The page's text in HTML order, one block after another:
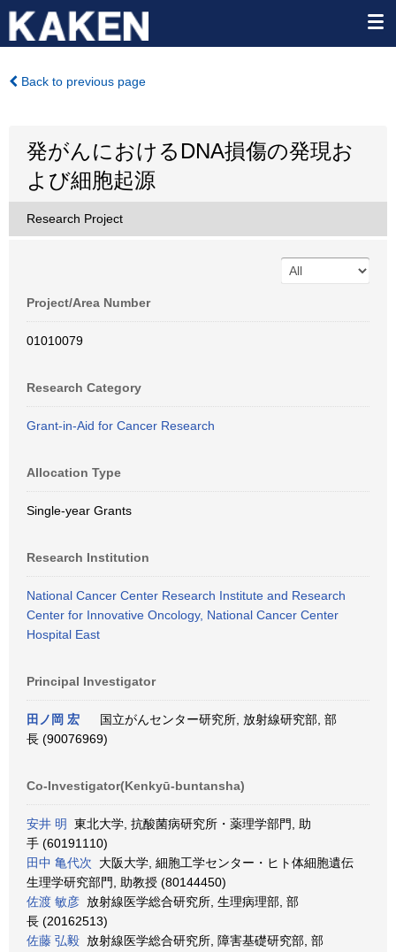
Back to previous page
発がんにおけるDNA損傷の発現お
よび細胞起源
Research Project
Project/Area Number
01010079
Research Category
Grant-in-Aid for Cancer Research
Allocation Type
Single-year Grants
Research Institution
National Cancer Center Research Institute and Research
Center for Innovative Oncology, National Cancer Center
Hospital East
Principal Investigator
田ノ岡 宏
国立がんセンター研究所, 放射線研究部, 部
長 (90076969)
Co-Investigator(Kenkyū-buntansha)
安井 明
東北大学, 抗酸菌病研究所・薬理学部門, 助
手 (60191110)
田中 亀代次 大阪大学, 細胞工学センター・ヒト体細胞遺伝
生理学研究部門, 助教授 (80144450)
佐渡 敏彦 放射線医学総合研究所, 生理病理部, 部
長 (20162513)
佐藤 弘毅 放射線医学総合研究所, 障害基礎研究部, 部